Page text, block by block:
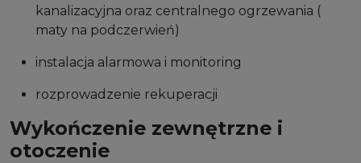
kanalizacyjna oraz centralnego ogrzewania (
maty na podczerwień)
instalacja alarmowa i monitoring
rozprowadzenie rekuperacji
Wykończenie zewnętrzne i
otoczenie